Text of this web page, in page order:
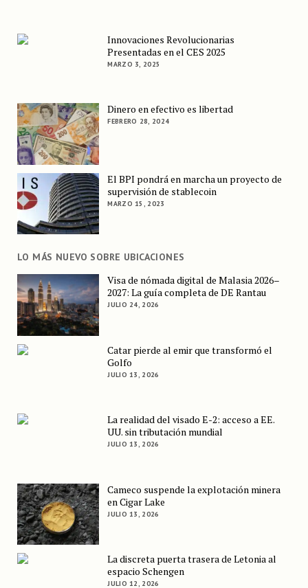
Innovaciones Revolucionarias
Presentadas en el CES 2025
MARZO 3, 2025
Dinero en efectivo es libertad
FEBRERO 28, 2024
El BPI pondrá en marcha un proyecto de
supervisión de stablecoin
MARZO 15, 2023
LO MÁS NUEVO SOBRE UBICACIONES
Visa de nómada digital de Malasia 2026–
2027: La guía completa de DE Rantau
JULIO 24, 2026
Catar pierde al emir que transformó el
Golfo
JULIO 13, 2026
La realidad del visado E-2: acceso a EE.
UU. sin tributación mundial
JULIO 13, 2026
Cameco suspende la explotación minera
en Cigar Lake
JULIO 13, 2026
La discreta puerta trasera de Letonia al
espacio Schengen
JULIO 12, 2026